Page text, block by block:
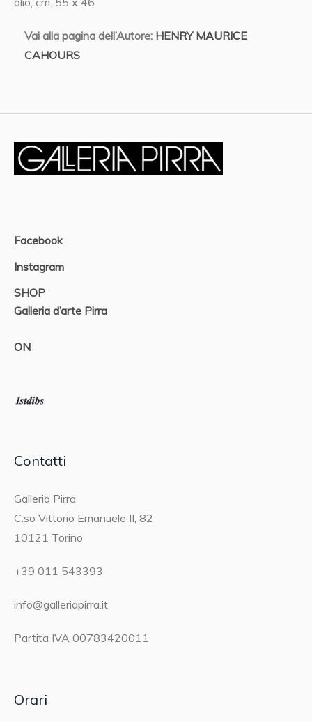
Vai alla pagina dell’Autore: HENRY MAURICE
CAHOURS
Facebook
Instagram
SHOP
Galleria d’arte Pirra
ON
Contatti
Galleria Pirra
C.so Vittorio Emanuele II, 82
10121 Torino
+39 011 543393
info@galleriapirra.it
Partita IVA 00783420011
Orari